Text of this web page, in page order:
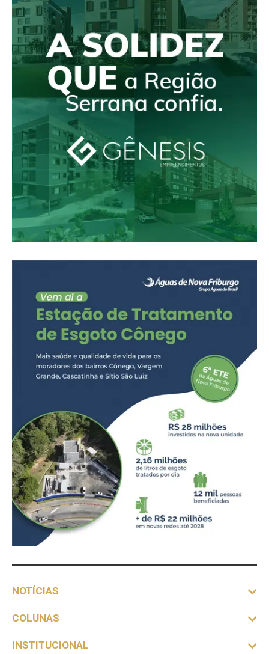
NOTÍCIAS
COLUNAS
INSTITUCIONAL